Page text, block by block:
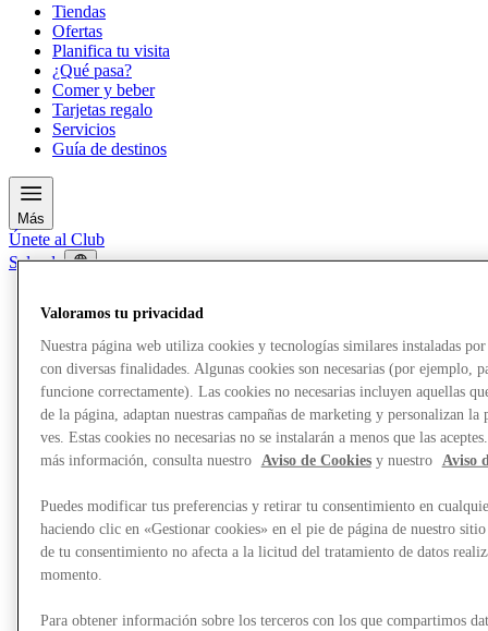
Tiendas
Ofertas
Planifica tu visita
¿Qué pasa?
Comer y beber
Tarjetas regalo
Servicios
Guía de destinos
Más
Únete al Club
Salvado
Tiendas
Ofertas
Planifica tu visita
¿Qué pasa?
Comer y beber
Tarjetas regalo
Servicios
Guía de destinos
Más
Valoramos tu privacidad
Nuestra página web utiliza cookies y tecnologías similares instaladas
con diversas finalidades. Algunas cookies son necesarias (por ejemplo,
funcione correctamente). Las cookies no necesarias incluyen aquellas
de la página, adaptan nuestras campañas de marketing y personalizan la
ves. Estas cookies no necesarias no se instalarán a menos que las
más información, consulta nuestro
Aviso de Cookiesy nuestro Aviso
Puedes modificar tus preferencias y retirar tu consentimiento en
haciendo clic en «Gestionar cookies» en el pie de página de nuestro
de tu consentimiento no afecta a la licitud del tratamiento de datos
momento.
Para obtener información sobre los terceros con los que compartimos